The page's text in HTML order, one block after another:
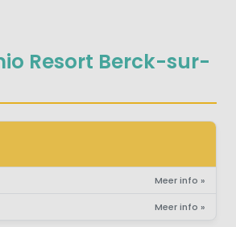
Resort Berck-sur-
Meer info »
Meer info »